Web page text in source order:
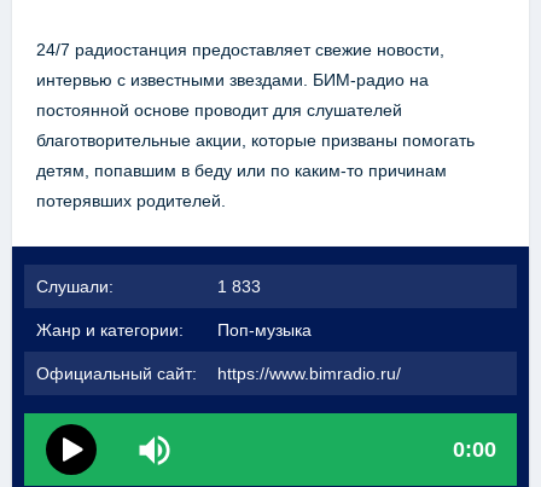
24/7 радиостанция предоставляет свежие новости,
интервью с известными звездами. БИМ-радио на
постоянной основе проводит для слушателей
благотворительные акции, которые призваны помогать
детям, попавшим в беду или по каким-то причинам
потерявших родителей.
Слушали: 1 833
Жанр и категории: Поп-музыка
Официальный сайт: https://www.bimradio.ru/
0:00